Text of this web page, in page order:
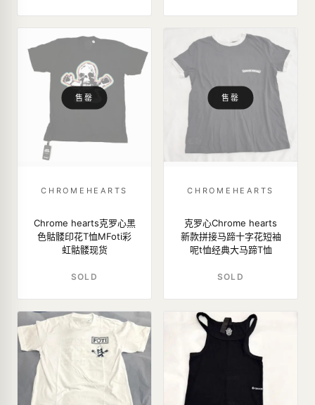
售罄
CHROMEHEARTS
Chrome hearts克罗心黑
色骷髅印花T恤MFoti彩
虹骷髅现货
SOLD
售罄
CHROMEHEARTS
克罗心Chrome hearts
新款拼接马蹄十字花短袖
呢t恤经典大马蹄T恤
SOLD